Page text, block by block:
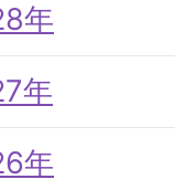
年
年
年